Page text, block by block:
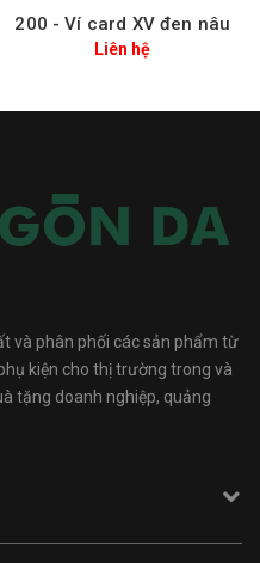
200 - Ví card XV đen nâu
Liên hệ
và phân phối các sản phẩm từ
kiện cho thị trường trong và
tặng doanh nghiệp, quảng